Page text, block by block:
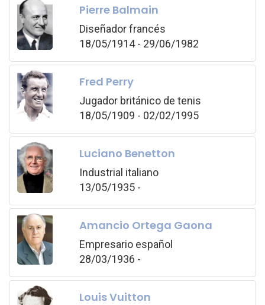
Pierre Balmain
Diseñador francés
18/05/1914 - 29/06/1982
Fred Perry
Jugador británico de tenis
18/05/1909 - 02/02/1995
Luciano Benetton
Industrial italiano
13/05/1935 -
Amancio Ortega Gaona
Empresario español
28/03/1936 -
Louis Vuitton